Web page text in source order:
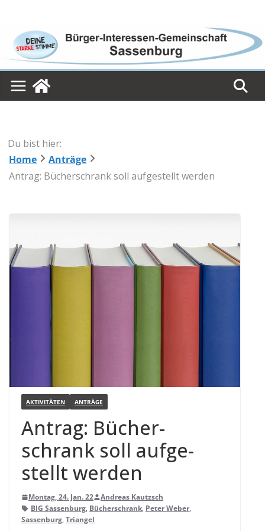
content
Du bist hier:
Home
Anträge
Antrag: Bücherschrank soll aufgestellt werden
AKTIVITÄTEN ANTRÄGE
Antrag: Bücher­
schrank soll auf­ge­
stellt werden
Montag, 24. Jan. 22
Andreas Kautzsch
BIG Sassenburg, Bücherschrank, Peter Weber,
Sassenburg, Triangel